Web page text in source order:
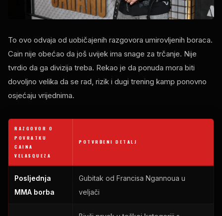
To ovo odvaja od uobičajenih razgovora umirovljenih boraca.
Cain nije obećao da još uvijek ima snage za trčanje. Nije
tvrdio da ga divizija treba. Rekao je da ponuda mora biti
dovoljno velika da se rad, rizik i dugi trening kamp ponovno
osjećaju vrijednima.
RAZGOVOR O
POVRATKU
CAINA
VELASQUEZA
POTVRĐENI DETALJ
Posljednja
MMA borba
Gubitak od Francisa Ngannoua u
veljači